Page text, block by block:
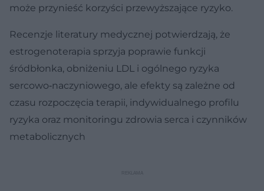
może przynieść korzyści przewyższające ryzyko.
Recenzje literatury medycznej potwierdzają, że
estrogenoterapia sprzyja poprawie funkcji
śródbłonka, obniżeniu LDL i ogólnego ryzyka
sercowo‑naczyniowego, ale efekty są zależne od
czasu rozpoczęcia terapii, indywidualnego profilu
ryzyka oraz monitoringu zdrowia serca i czynników
metabolicznych